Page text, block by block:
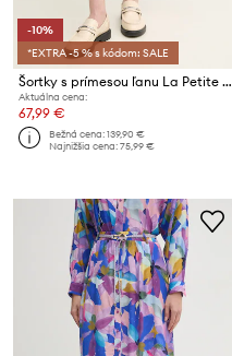
-10%
*EXTRA -5 % s kódom: SALE
Šortky s prímesou ľanu La Petite Française SOLANGE
Aktuálna cena:
67,99 €
Bežná cena:139,90 €
Najnižšia cena:75,99 €